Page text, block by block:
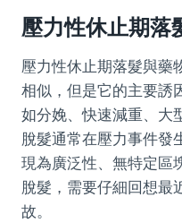
壓力性休止期落
壓力性休止期落髮與藥
相似，但是它的主要誘
如分娩、快速減重、大
脫髮通常在壓力事件發
現為廣泛性、無特定區
脫髮，需要仔細回想最
故。